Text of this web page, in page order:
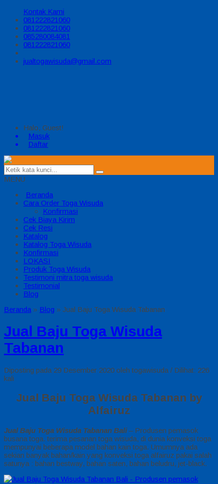
Kontak Kami
081222821060
081222821060
085280084081
081222821060
jualtogawisuda@gmail.com
Halo, Guest!
Masuk
Daftar
MENU
Beranda
Cara Order Toga Wisuda
Konfirmasi
Cek Biaya Kirim
Cek Resi
Katalog
Katalog Toga Wisuda
Konfirmasi
LOKASI
Produk Toga Wisuda
Testimoni mitra toga wisuda
Testimonial
Blog
Beranda » Blog » Jual Baju Toga Wisuda Tabanan
Jual Baju Toga Wisuda
Tabanan
Diposting pada 29 Desember 2020 oleh togawisuda / Dilihat: 226
kali
Jual Baju Toga Wisuda Tabanan by
Alfairuz
Jual Baju Toga Wisuda Tabanan Bali – Produsen pemasok
busana toga. terima pesanan toga wisuda, di dunia konveksi toga
mempunyai beberapa model bahan kain toga. Umumnya ada
sekian banyak bahan/kain yang konveksi toga alfairuz pakai salah
satunya : bahan bestway, bahan saten, bahan beludru, jet-black.